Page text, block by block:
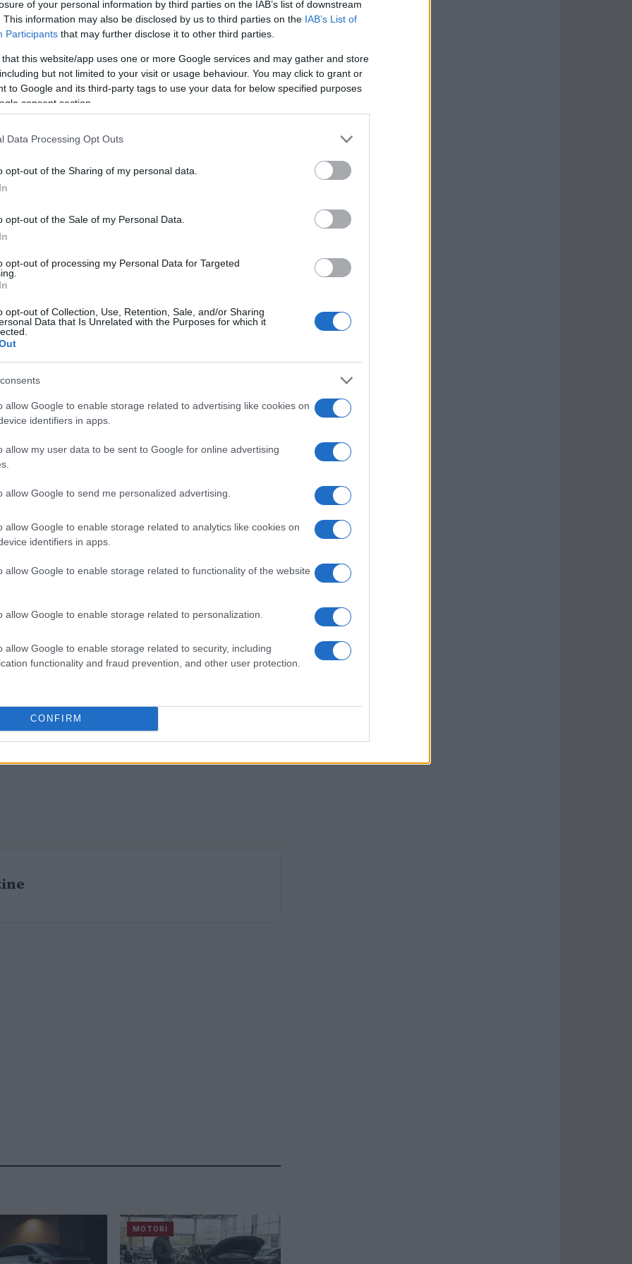
of your personal information by third parties on the IAB’s list of downstream
This information may also be disclosed by us to third parties on the IAB’s List of
Participants that may further disclose it to other third parties.
that this website/app uses one or more Google services and may gather and store
but not limited to your visit or usage behaviour. You may click to grant or
to Google and its third-party tags to use your data for below specified purposes
consent section.
Data Processing Opt Outs
opt-out of the Sharing of my personal data.
opt-out of the Sale of my Personal Data.
opt-out of processing my Personal Data for Targeted
opt-out of Collection, Use, Retention, Sale, and/or Sharing
Data that Is Unrelated with the Purposes for which it
allow Google to enable storage related to advertising like cookies on
identifiers in apps.
allow my user data to be sent to Google for online advertising
allow Google to send me personalized advertising.
allow Google to enable storage related to analytics like cookies on
identifiers in apps.
allow Google to enable storage related to functionality of the website
allow Google to enable storage related to personalization.
allow Google to enable storage related to security, including
functionality and fraud prevention, and other user protection.
CONFIRM
tre mesi, dicono dalla Spagna, e poi dovrà
un totale di 6 mesi di recupero.
già inoltrato.
intervista si era soffermato sulla prossima
“Non riesco a considerare mio
saremo rivali, ma lo saremmo stati anche
in pista saremo piloti da battere l’uno per
a mio fratello non mi piace. Ognuno vorrà
che a farlo sia il fratello”.
dalla stagione di Alex: “Quando mi
modo, gli rispondevo che ne ero
dentro di me pensavo che non sarebbe
stato davvero molto bravo”.
MOTORI